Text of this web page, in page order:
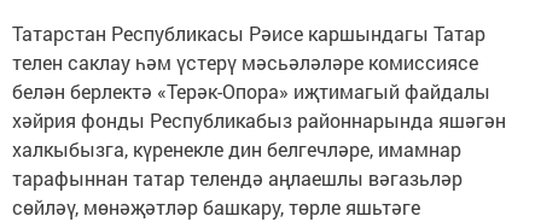
Татарстан Республикасы Рәисе каршындагы Татар
телен саклау һәм үстерү мәсьәләләре комиссиясе
белән берлектә «Терәк-Опора» иҗтимагый файдалы
хәйрия фонды Республикабыз районнарында яшәгән
халкыбызга, күренекле дин белгечләре, имамнар
тарафыннан татар телендә аңлаешлы вәгазьләр
сөйләү, мөнәҗәтләр башкару, төрле яшьтәге